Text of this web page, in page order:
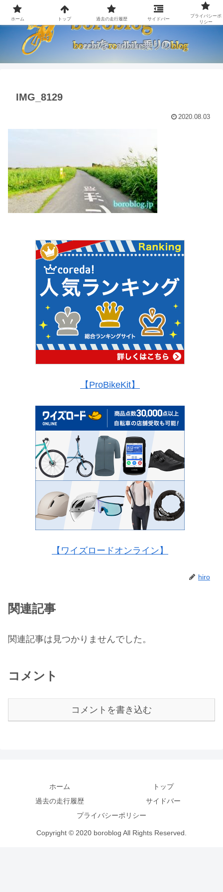
IMG_8129
2020.08.03
【ProBikeKit】
【ワイズロードオンライン】
hiro
関連記事
関連記事は見つかりませんでした。
コメント
コメントを書き込む
ホーム
トップ
過去の走行履歴
サイドバー
プライバシーポリシー
Copyright © 2020 boroblog All Rights Reserved.
ホーム トップ 過去の走行履歴 サイドバー
プライバシーポ
リシー